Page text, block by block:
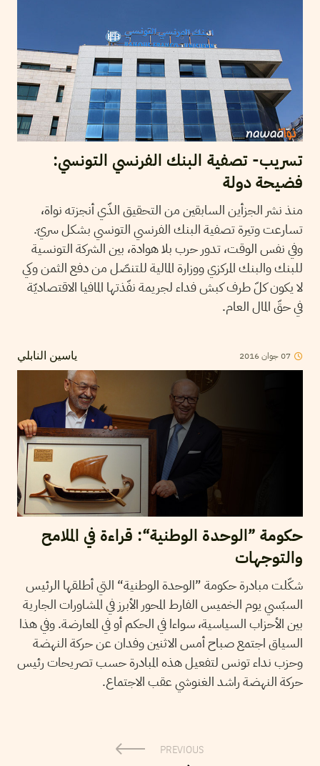
تسريب- تصفية البنك الفرنسي التونسي:
فضيحة دولة
منذ نشر الجزأين السابقين من التحقيق الذّي أنجزته نواة،
تسارعت وتيرة تصفية البنك الفرنسي التونسي بشكل سريّ.
وفي نفس الوقت، تدور حرب بلا هوادة، بين الشركة التونسية
للبنك والبنك المركزي ووزارة المالية للتنصّل من دفع الثمن وكي
لا يكون كلّ طرف كبش فداء لجريمة نفّذتها المافيا الاقتصاديّة
في حقّ المال العام.
ياسين النابلي 07جوان2016
حكومة ”الوحدة الوطنية“: قراءة في الملامح
والتوجهات
شكّلت مبادرة حكومة ”الوحدة الوطنية“ التي أطلقها الرئيس
السبّسي يوم الخميس الفارط المحور الأبرز في المشاورات الجارية
بين الأحزاب السياسية، سواءا في الحكم أو في المعارضة. وفي هذا
السياق اجتمع صباح أمس الاثنين وفدان عن حركة النهضة
وحزب نداء تونس لتفعيل هذه المبادرة حسب تصريحات رئيس
حركة النهضة راشد الغنوشي عقب الاجتماع.
PREVIOUS